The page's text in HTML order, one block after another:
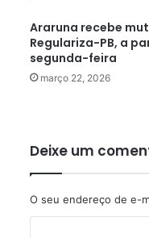
Araruna recebe
Regulariza-PB, a
segunda-feira
março 22, 2026
Deixe um
O seu endereço de e-